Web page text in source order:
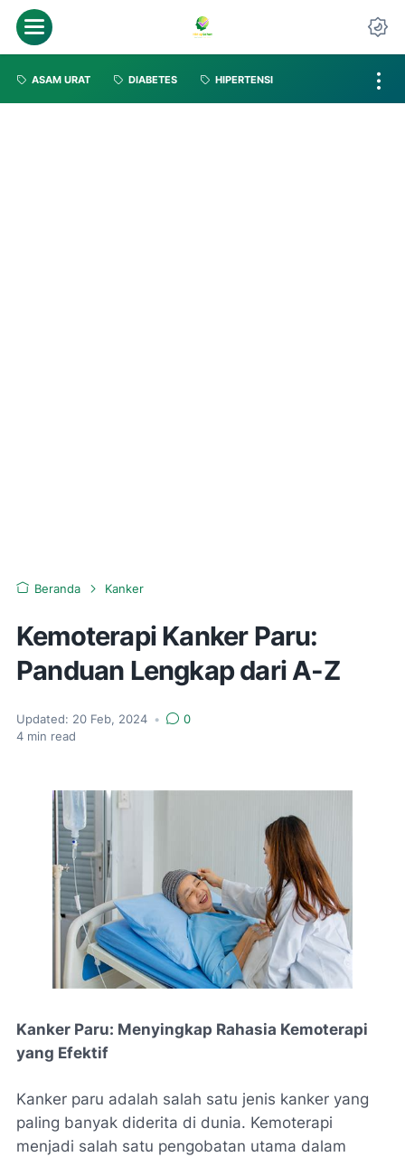
ASAM URAT DIABETES HIPERTENSI
Beranda Kanker
Kemoterapi Kanker Paru:
Panduan Lengkap dari A-Z
Updated: 20 Feb, 2024 •
0
4 min read
Kanker Paru: Menyingkap Rahasia Kemoterapi
yang Efektif
Kanker paru adalah salah satu jenis kanker yang
paling banyak diderita di dunia. Kemoterapi
menjadi salah satu pengobatan utama dalam